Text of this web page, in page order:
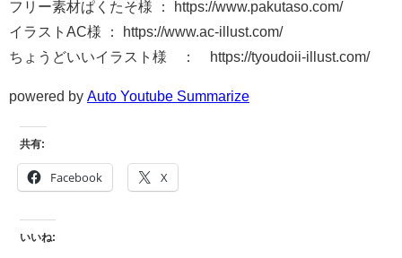
フリー素材ぱくたそ様 ： https://www.pakutaso.com/
イラストAC様 ： https://www.ac-illust.com/
ちょうどいいイラスト様 ： https://tyoudoii-illust.com/
powered by Auto Youtube Summarize
共有:
Facebook X
いいね: